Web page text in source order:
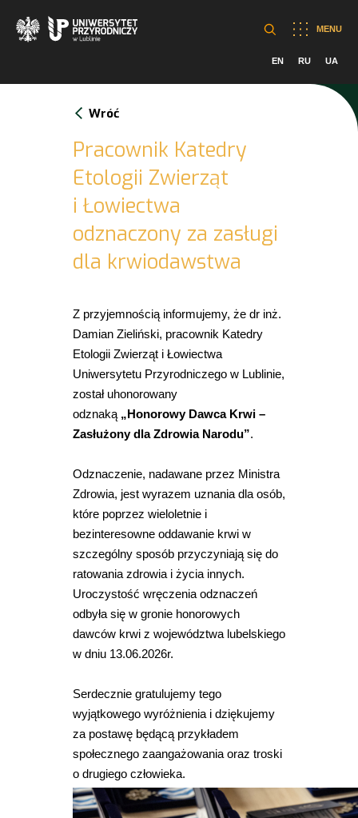
MENU
EN RU UA
Wróć
Pracownik Katedry
Etologii Zwierząt
i Łowiectwa
odznaczony za zasługi
dla krwiodawstwa
Z przyjemnością informujemy, że dr inż.
Damian Zieliński, pracownik Katedry
Etologii Zwierząt i Łowiectwa
Uniwersytetu Przyrodniczego w Lublinie,
został uhonorowany
odznaką „Honorowy Dawca Krwi –
Zasłużony dla Zdrowia Narodu”.
Odznaczenie, nadawane przez Ministra
Zdrowia, jest wyrazem uznania dla osób,
które poprzez wieloletnie i
bezinteresowne oddawanie krwi w
szczególny sposób przyczyniają się do
ratowania zdrowia i życia innych.
Uroczystość wręczenia odznaczeń
odbyła się w gronie honorowych
dawców krwi z województwa lubelskiego
w dniu 13.06.2026r.
Serdecznie gratulujemy tego
wyjątkowego wyróżnienia i dziękujemy
za postawę będącą przykładem
społecznego zaangażowania oraz troski
o drugiego człowieka.